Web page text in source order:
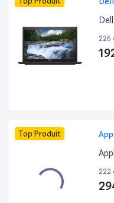
226
Top Produit
222